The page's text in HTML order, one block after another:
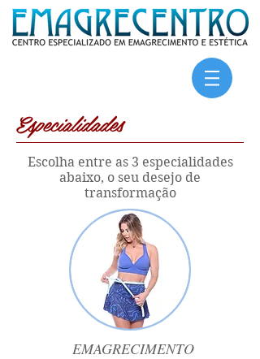
Especialidades
Escolha entre as 3 especialidades
abaixo, o seu desejo de
transformação
EMAGRECIMENTO